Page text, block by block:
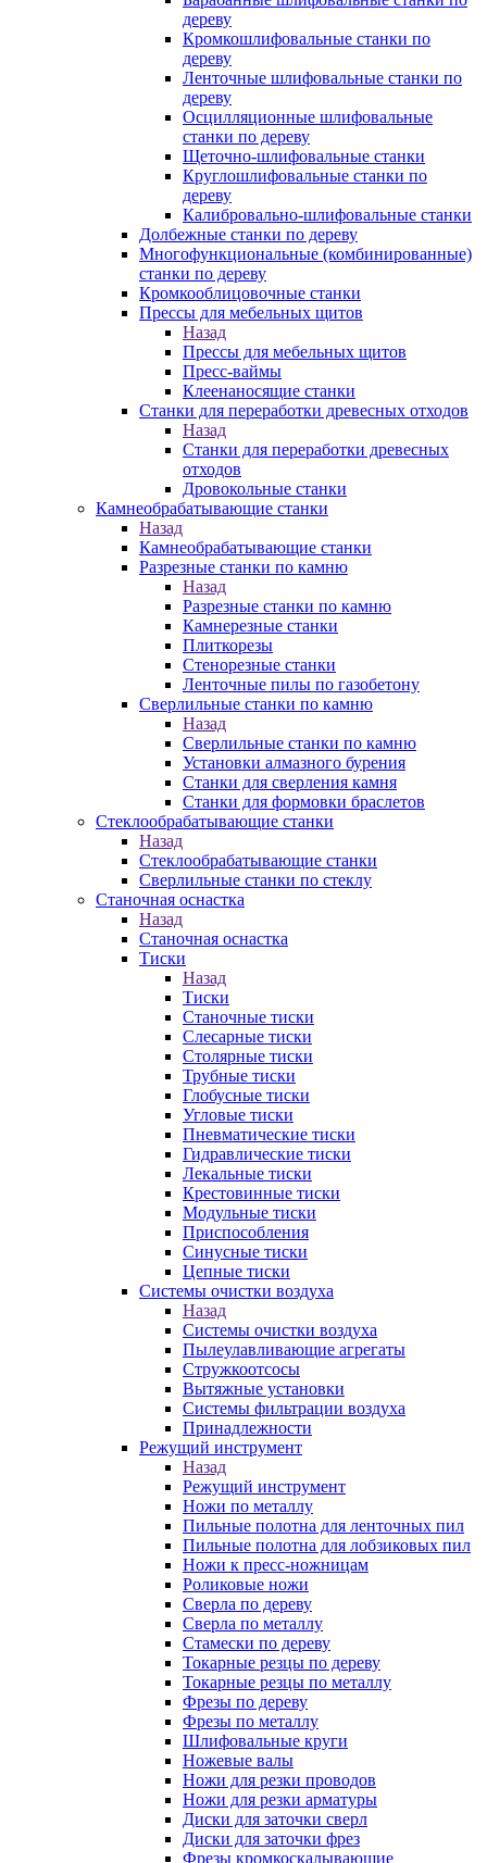
дереву
Кромкошлифовальные станки по
дереву
Ленточные шлифовальные станки по
дереву
Осцилляционные шлифовальные
станки по дереву
Щеточно-шлифовальные станки
Круглошлифовальные станки по
дереву
Калибровально-шлифовальные станки
Долбежные станки по дереву
Многофункциональные (комбинированные)
станки по дереву
Кромкооблицовочные станки
Прессы для мебельных щитов
Назад
Прессы для мебельных щитов
Пресс-ваймы
Клеенаносящие станки
Станки для переработки древесных отходов
Назад
Станки для переработки древесных
отходов
Дровокольные станки
Камнеобрабатывающие станки
Назад
Камнеобрабатывающие станки
Разрезные станки по камню
Назад
Разрезные станки по камню
Камнерезные станки
Плиткорезы
Стенорезные станки
Ленточные пилы по газобетону
Сверлильные станки по камню
Назад
Сверлильные станки по камню
Установки алмазного бурения
Станки для сверления камня
Станки для формовки браслетов
Стеклообрабатывающие станки
Назад
Стеклообрабатывающие станки
Сверлильные станки по стеклу
Станочная оснастка
Назад
Станочная оснастка
Тиски
Назад
Тиски
Станочные тиски
Слесарные тиски
Столярные тиски
Трубные тиски
Глобусные тиски
Угловые тиски
Пневматические тиски
Гидравлические тиски
Лекальные тиски
Крестовинные тиски
Модульные тиски
Приспособления
Синусные тиски
Цепные тиски
Системы очистки воздуха
Назад
Системы очистки воздуха
Пылеулавливающие агрегаты
Стружкоотсосы
Вытяжные установки
Системы фильтрации воздуха
Принадлежности
Режущий инструмент
Назад
Режущий инструмент
Ножи по металлу
Пильные полотна для ленточных пил
Пильные полотна для лобзиковых пил
Ножи к пресс-ножницам
Роликовые ножи
Сверла по дереву
Сверла по металлу
Стамески по дереву
Токарные резцы по дереву
Токарные резцы по металлу
Фрезы по дереву
Фрезы по металлу
Шлифовальные круги
Ножевые валы
Ножи для резки проводов
Ножи для резки арматуры
Диски для заточки сверл
Диски для заточки фрез
Фрезы кромкоскалывающие